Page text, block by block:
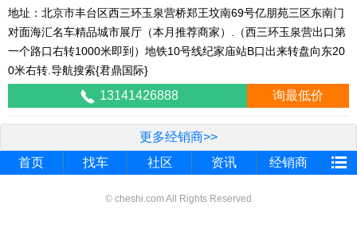
地址：北京市丰台区西三环玉泉营桥郑王坟南69号亿朋苑三区东南门
对面海汇名车精品城市展厅（本月推荐商家）.（西三环玉泉营出口第
一个路口右转1000米即到）地铁10号线纪家庙站B口出来转盘向东20
0米右转.导航搜索{君鼎国际}
13141426888 询最低价
更多经销商>>
首页
找车 社区 资讯 经销商
© cheshi.com All Rights Reserved